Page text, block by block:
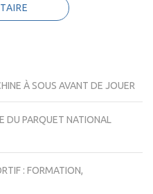
À SOUS AVANT DE JOUER
DU PARQUET NATIONAL
: FORMATION,